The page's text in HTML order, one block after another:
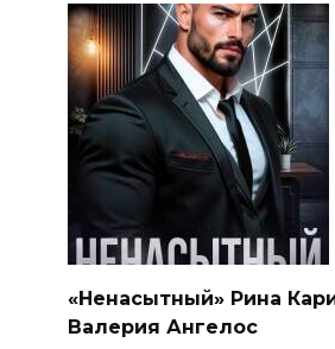
«Ненасытный» Рина
Валерия Ангелос